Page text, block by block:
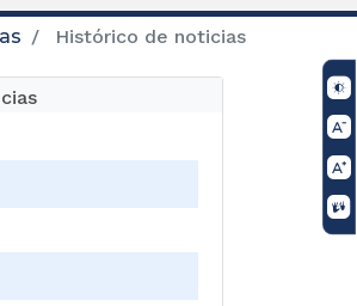
Histórico de noticias